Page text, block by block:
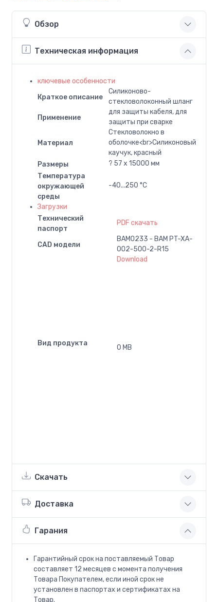
Обзор
Техническая информация
ключевые особенности
Краткое описание
Силиконово-
стекловолоконный шланг
Применение
для защиты кабеля, для
защиты при сварке
Материал
Стекловолокно в
оболочке<br>Силиконовый
каучук, красный
Размеры
? 57 x 15000 мм
Температура
окружающей
среды
-40...250 °C
Загрузки
Технический
паспорт
PDF скачать
CAD модели
BAM0233 - BAM PT-XA-
002-500-2-R15
Вид продукта
Download
0 MB
Скачать
Доставка
Гарания
Гарантийный срок на поставляемый Товар
составляет 12 месяцев с момента получения
Товара Покупателем, если иной срок не
установлен в паспортах и сертификатах на
Товар.